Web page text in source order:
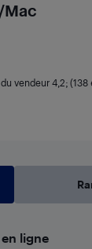
vendeur 4,2; (138
ligne